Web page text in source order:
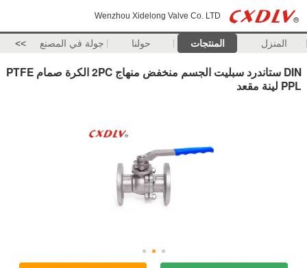
Wenzhou Xidelong Valve Co. LTD
المنزل المنتجات حولنا جولة في المصنع >>
DIN ستاندرد سبليت الجسم منخفض منهاج 2PC الكرة صمام PTFE
PPL لينة مقعد